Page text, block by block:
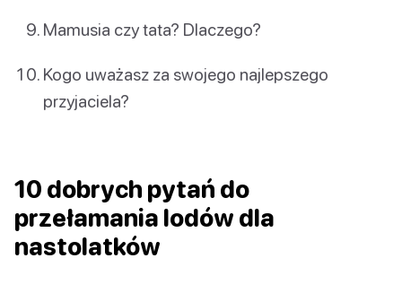
Mamusia czy tata? Dlaczego?
Kogo uważasz za swojego najlepszego
przyjaciela?
10 dobrych pytań do
przełamania lodów dla
nastolatków